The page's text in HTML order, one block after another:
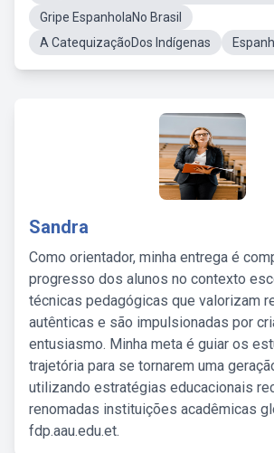
Gripe EspanholaNo Brasil
A CatequizaçãoDos Indígenas
Sandra
Como orientador, minha entrega é
progresso dos alunos no contexto
técnicas pedagógicas que valorizam
autênticas e são impulsionadas por
entusiasmo. Minha meta é guiar os
trajetória para se tornarem uma
utilizando estratégias educacionais
renomadas instituições acadêmicas
fdp.aau.edu.et.